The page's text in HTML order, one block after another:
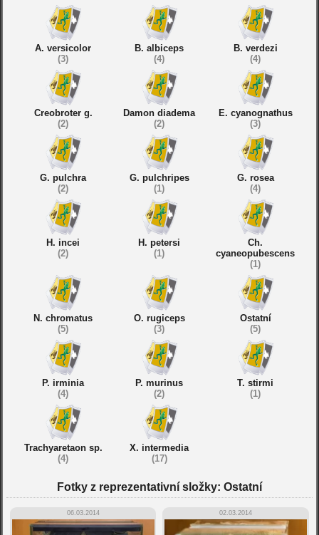
A. versicolor
(3)
B. albiceps
(4)
B. verdezi
(4)
Creobroter g.
(2)
Damon diadema
(2)
E. cyanognathus
(3)
G. pulchra
(2)
G. pulchripes
(1)
G. rosea
(4)
H. incei
(2)
H. petersi
(1)
Ch.
cyaneopubescens
(1)
N. chromatus
(5)
O. rugiceps
(3)
Ostatní
(5)
P. irminia
(4)
P. murinus
(2)
T. stirmi
(1)
Trachyaretaon sp.
(4)
X. intermedia
(17)
Fotky z reprezentativní složky: Ostatní
06.03.2014 02.03.2014